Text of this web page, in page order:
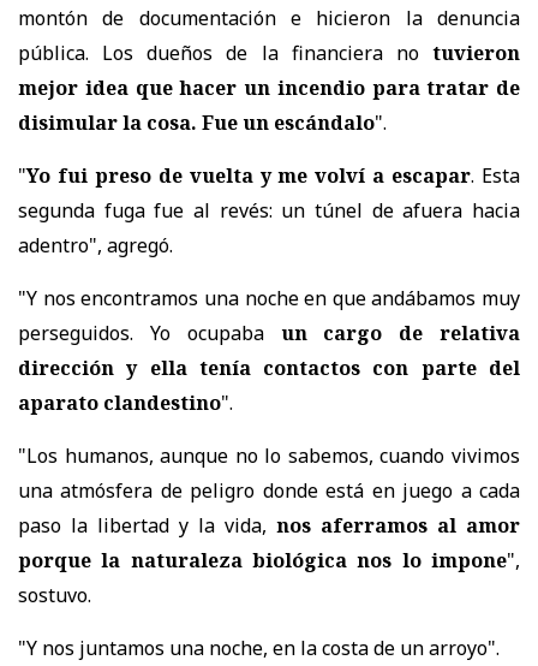
montón de documentación e hicieron la denuncia
pública. Los dueños de la financiera no tuvieron
mejor idea que hacer un incendio para tratar de
disimular la cosa. Fue un escándalo".
"Yo fui preso de vuelta y me volví a escapar. Esta
segunda fuga fue al revés: un túnel de afuera hacia
adentro", agregó.
"Y nos encontramos una noche en que andábamos muy
perseguidos. Yo ocupaba un cargo de relativa
dirección y ella tenía contactos con parte del
aparato clandestino".
"Los humanos, aunque no lo sabemos, cuando vivimos
una atmósfera de peligro donde está en juego a cada
paso la libertad y la vida, nos aferramos al amor
porque la naturaleza biológica nos lo impone",
sostuvo.
"Y nos juntamos una noche, en la costa de un arroyo".